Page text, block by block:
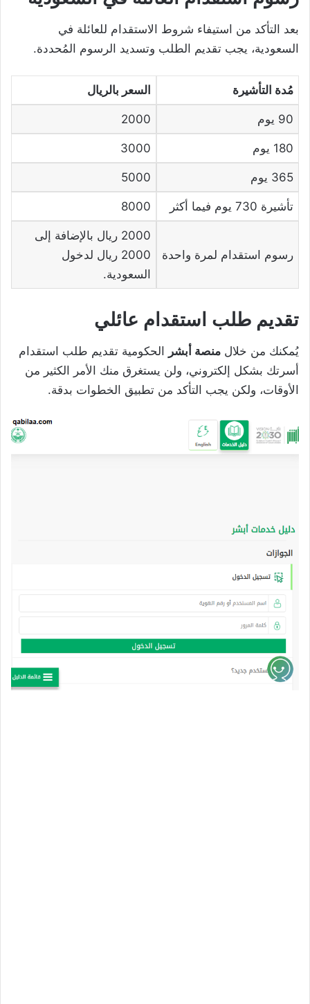
بعد التأكد من استيفاء شروط الاستقدام للعائلة في
السعودية، يجب تقديم الطلب وتسديد الرسوم المُحددة.
مُدة التأشيرة السعر بالريال
90 يوم 2000
180 يوم 3000
365 يوم 5000
تأشيرة 730 يوم فيما أكثر 8000
رسوم استقدام لمرة واحدة
2000 ريال بالإضافة إلى
2000 ريال لدخول
السعودية.
تقديم طلب استقدام عائلي
يُمكنك من خلال منصة أبشر
الحكومية تقديم طلب استقدام
أسرتك بشكل إلكتروني، ولن يستغرق منك الأمر الكثير من
الأوقات، ولكن يجب التأكد من تطبيق الخطوات بدقة.